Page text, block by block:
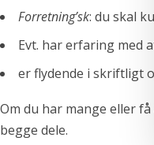
Forretning’sk: du skal
Evt. har erfaring med
er flydende i skriftligt
Om du har mange eller
begge dele.
CTO til Reshopper
Teknisk Projektleder til
Scrum Master til Ase i
Kontakt